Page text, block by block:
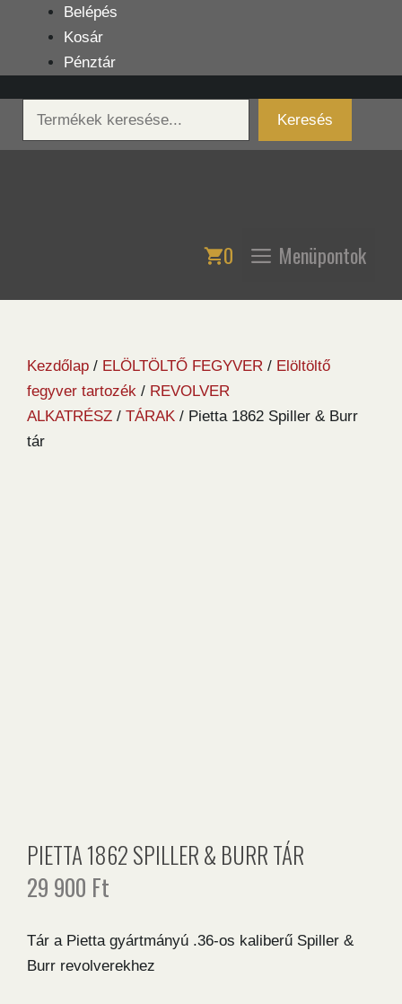
tartalomba
Belépés
Kosár
Pénztár
Keresés
Keresés
0 Menüpontok
Kezdőlap / ELÖLTÖLTŐ FEGYVER / Elöltöltő
fegyver tartozék / REVOLVER
ALKATRÉSZ / TÁRAK / Pietta 1862 Spiller & Burr
tár
PIETTA 1862 SPILLER & BURR TÁR
29 900 Ft
Tár a Pietta gyártmányú .36-os kaliberű Spiller &
Burr revolverekhez